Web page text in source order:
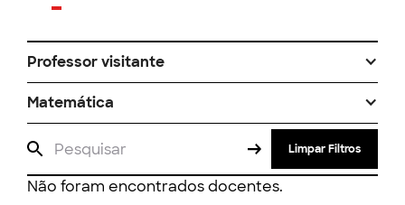
Professor visitante
Matemática
Limpar Filtros
Não foram encontrados docentes.